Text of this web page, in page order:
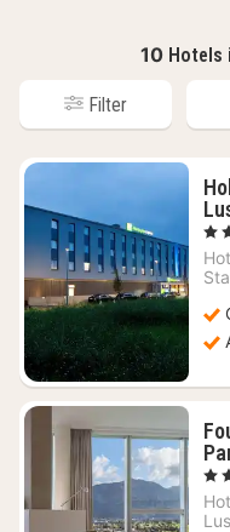
10 Hotels
Filter
, 3
, 4